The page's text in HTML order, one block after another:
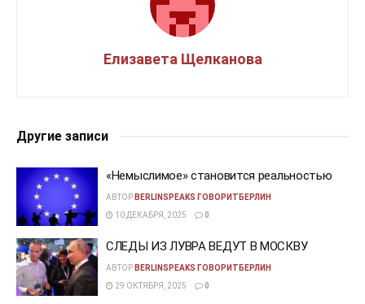
Елизавета Щелканова
Другие записи
«Немыслимое» становится реальностью
АВТОР BERLINSPEAKS ГОВОРИТБЕРЛИН
10 ДЕКАБРЯ, 2025
0
СЛЕДЫ ИЗ ЛУВРА ВЕДУТ В МОСКВУ
АВТОР BERLINSPEAKS ГОВОРИТБЕРЛИН
29 ОКТЯБРЯ, 2025
0